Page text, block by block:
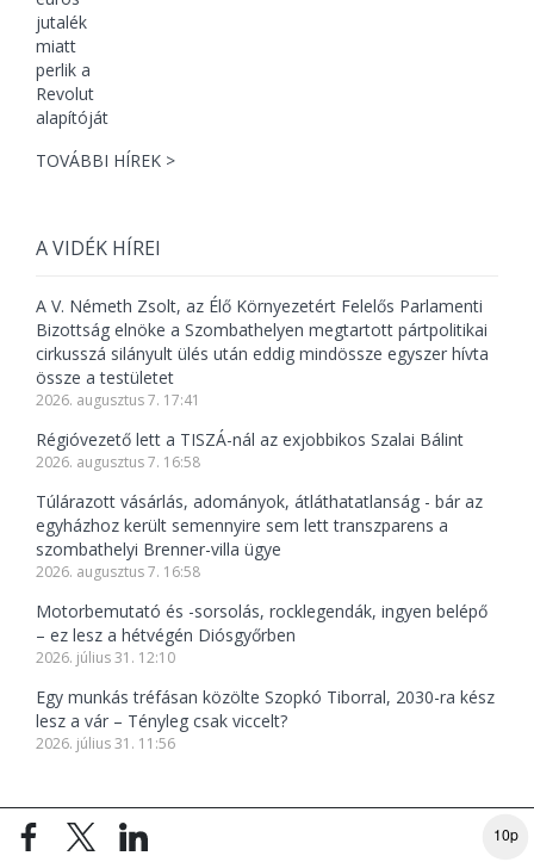
10p
TOVÁBBI HÍREK >
A VIDÉK HÍREI
A V. Németh Zsolt, az Élő Környezetért Felelős Parlamenti
Bizottság elnöke a Szombathelyen megtartott pártpolitikai
cirkusszá silányult ülés után eddig mindössze egyszer hívta
össze a testületet
2026. augusztus 7. 17:41
Régióvezető lett a TISZÁ-nál az exjobbikos Szalai Bálint
2026. augusztus 7. 16:58
Túlárazott vásárlás, adományok, átláthatatlanság - bár az
egyházhoz került semennyire sem lett transzparens a
szombathelyi Brenner-villa ügye
2026. augusztus 7. 16:58
Motorbemutató és -sorsolás, rocklegendák, ingyen belépő
– ez lesz a hétvégén Diósgyőrben
2026. július 31. 12:10
Egy munkás tréfásan közölte Szopkó Tiborral, 2030-ra kész
lesz a vár – Tényleg csak viccelt?
2026. július 31. 11:56
PIAC&PROFIT CIKKEI